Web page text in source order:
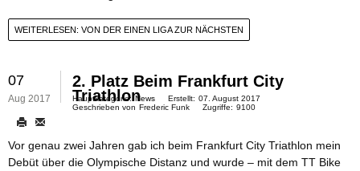
WEITERLESEN: VON DER EINEN LIGA ZUR NÄCHSTEN
07
Aug 2017
2. Platz Beim Frankfurt City
Triathlon
Hauptkategorie: News Erstellt: 07. August 2017
Geschrieben von Frederic Funk Zugriffe: 9100
Vor genau zwei Jahren gab ich beim Frankfurt City Triathlon mein
Debüt über die Olympische Distanz und wurde – mit dem TT Bike